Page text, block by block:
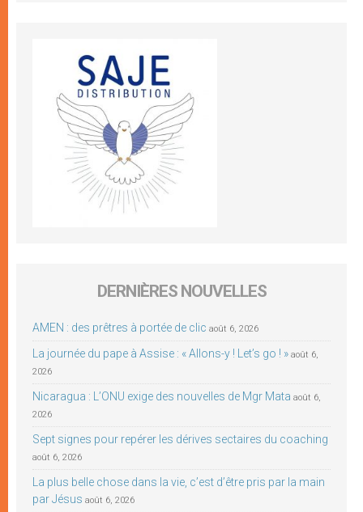
DERNIÈRES NOUVELLES
AMEN : des prêtres à portée de clic août 6, 2026
La journée du pape à Assise : « Allons-y ! Let’s go ! » août 6,
2026
Nicaragua : L’ONU exige des nouvelles de Mgr Mata août 6,
2026
Sept signes pour repérer les dérives sectaires du coaching
août 6, 2026
La plus belle chose dans la vie, c’est d’être pris par la main
par Jésus août 6, 2026